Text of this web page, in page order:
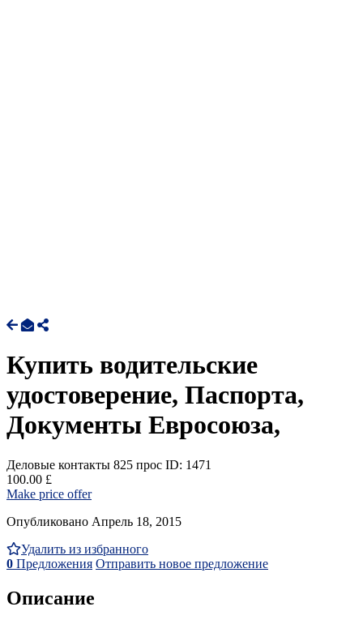
Купить водительские
удостоверение, Паспорта,
Документы Евросоюза,
Деловые контакты 825 прос ID: 1471
100.00 £
Make price offer
Опубликовано Апрель 18, 2015
Удалить из избранного
0 Предложения Отправить новое предложение
Описание